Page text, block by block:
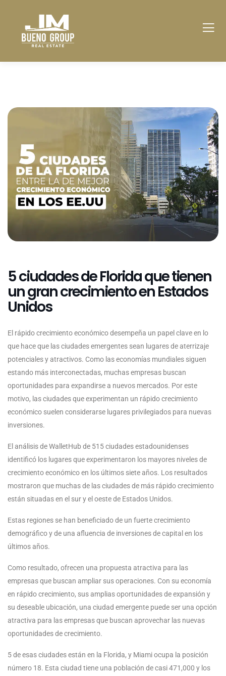
5 ciudades de Florida que tienen
un gran crecimiento en Estados
Unidos
El rápido crecimiento económico desempeña un papel clave en lo
que hace que las ciudades emergentes sean lugares de aterrizaje
potenciales y atractivos. Como las economías mundiales siguen
estando más interconectadas, muchas empresas buscan
oportunidades para expandirse a nuevos mercados. Por este
motivo, las ciudades que experimentan un rápido crecimiento
económico suelen considerarse lugares privilegiados para nuevas
inversiones.
El análisis de WalletHub de 515 ciudades estadounidenses
identificó los lugares que experimentaron los mayores niveles de
crecimiento económico en los últimos siete años. Los resultados
mostraron que muchas de las ciudades de más rápido crecimiento
están situadas en el sur y el oeste de Estados Unidos.
Estas regiones se han beneficiado de un fuerte crecimiento
demográfico y de una afluencia de inversiones de capital en los
últimos años.
Como resultado, ofrecen una propuesta atractiva para las
empresas que buscan ampliar sus operaciones. Con su economía
en rápido crecimiento, sus amplias oportunidades de expansión y
su deseable ubicación, una ciudad emergente puede ser una opción
atractiva para las empresas que buscan aprovechar las nuevas
oportunidades de crecimiento.
5 de esas ciudades están en la Florida, y Miami ocupa la posición
número 18. Esta ciudad tiene una población de casi 471,000 y los